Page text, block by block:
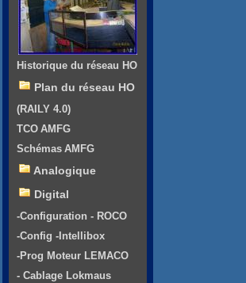
Historique du réseau HO
Plan du réseau HO
(RAILY 4.0)
TCO AMFG
Schémas AMFG
Analogique
Digital
-Configuration - ROCO
-Config -Intellibox
-Prog Moteur LEMACO
- Cablage Lokmaus